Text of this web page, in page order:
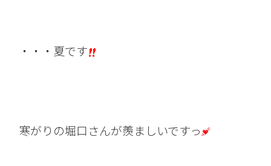
・・・夏です
寒がりの堀口さんが羨ましいですっ